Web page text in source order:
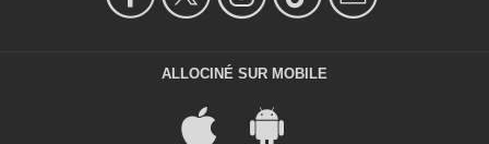
ALLOCINÉ SUR MOBILE